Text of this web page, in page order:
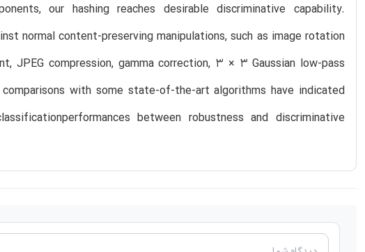
our hashing reaches desirable discriminative capability.
normal content-preserving manipulations, such as image rotation
JPEG compression, gamma correction, 3 × 3 Gaussian low-pass
with some state-of-the-art algorithms have indicated
between robustness and discriminative